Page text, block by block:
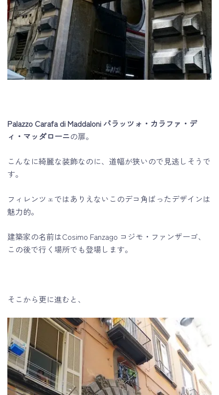
Palazzo Carafa di Maddaloni パラッツォ・カラファ・デ
ィ・マッダローニの扉。
こんなに綺麗な装飾なのに、道幅が狭いので見逃しそうで
す。
フィレンツェではありえないこのデコ角ばったデザインは
魅力的。
建築家の名前はCosimo Fanzago コジモ・ファンザーゴ、
この後で行く場所でも登場します。
そこから更に進むと、